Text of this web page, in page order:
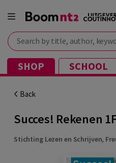
Search by title, author, keyword or
SHOP SCHOOL
Back
Succes! Rekenen
Stichting Lezen en Schrijven,